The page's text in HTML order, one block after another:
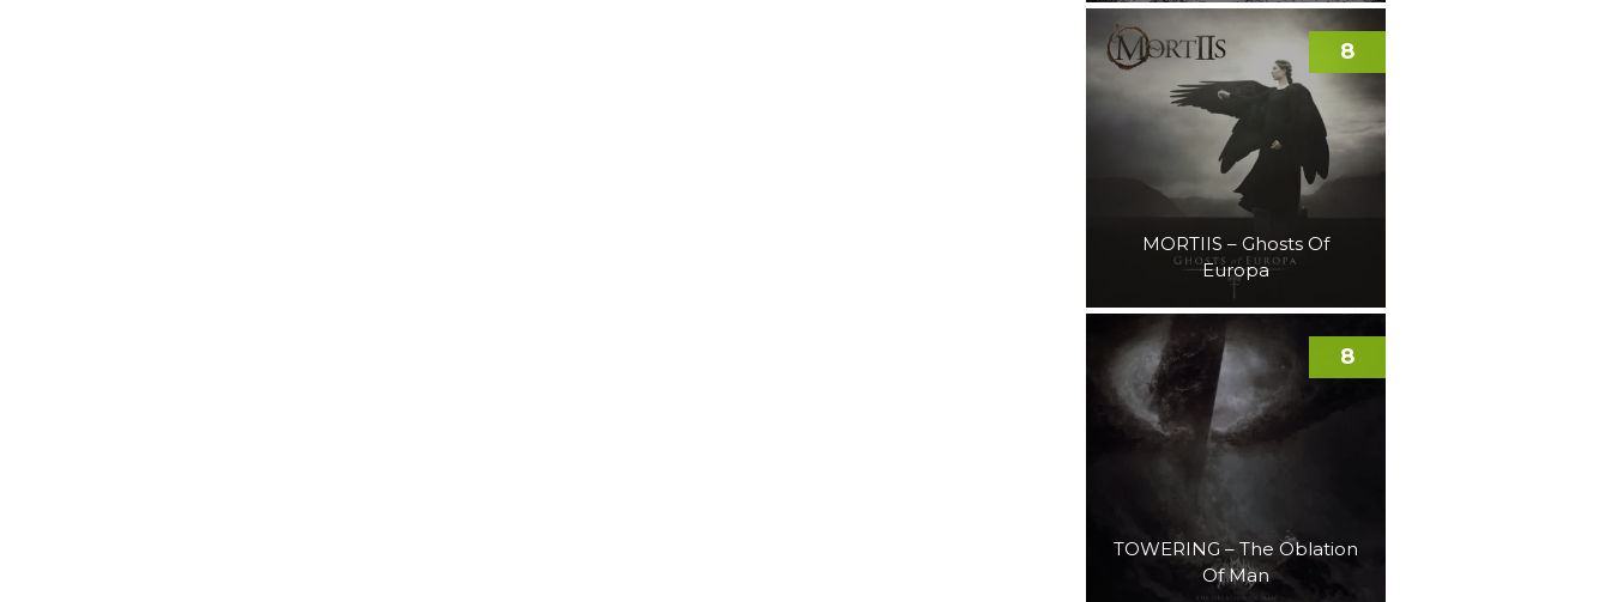
MORTIIS – Ghosts Of
Europa
8
TOWERING – The Oblation
Of Man
8